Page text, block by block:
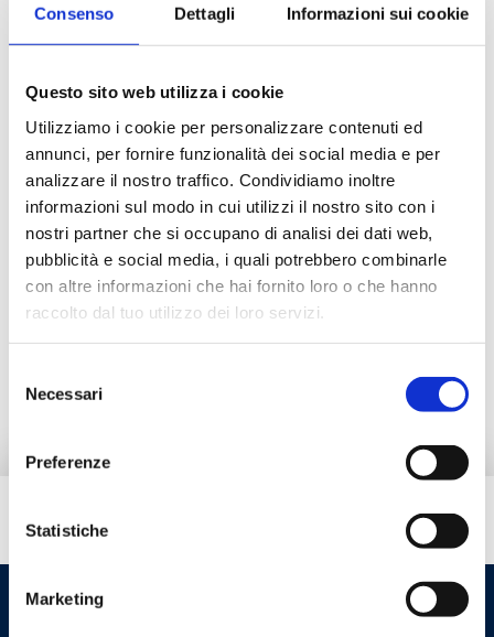
Consenso Dettagli Informazioni sui cookie
Questo sito web utilizza i cookie
Utilizziamo i cookie per personalizzare contenuti ed
annunci, per fornire funzionalità dei social media e per
analizzare il nostro traffico. Condividiamo inoltre
informazioni sul modo in cui utilizzi il nostro sito con i
nostri partner che si occupano di analisi dei dati web,
pubblicità e social media, i quali potrebbero combinarle
con altre informazioni che hai fornito loro o che hanno
raccolto dal tuo utilizzo dei loro servizi.
delNecessari
Preferenze
Statistiche
Marketing
29A025070BK G 1 M
Beschreibung
Dokumentation
Alternativprodukte